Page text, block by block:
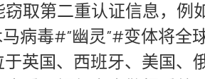
取第二重认证信息，例
病毒#”幽灵”#变体将全
英国、西班牙、美国、